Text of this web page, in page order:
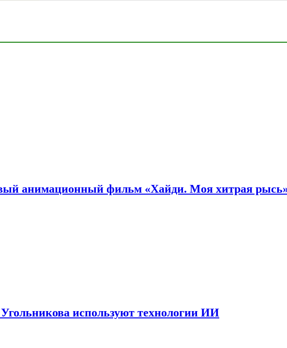
анимационный фильм «Хайди. Моя хитрая
используют технологии ИИ